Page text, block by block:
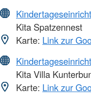
Kita Spatzennest
Karte: Link zur
Kita Villa
Karte: Link zur